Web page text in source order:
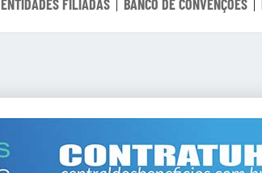
ENTIDADES FILIADAS BANCO DE CONVENÇÕES